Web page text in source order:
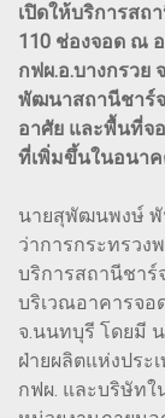
เปิดให้บริการสถ
110 ช่องจอด ณ
กฟผ.อ.บางกรวย
พัฒนาสถานีชาร์
อาศัย และพื้นที่จ
ที่เพิ่มขึ้นในอนา
นายสุพัฒนพงษ์ พั
ว่าการกระทรวง
บริการสถานีชาร์จ
บริเวณอาคารจอ
จ.นนทบุรี โดยมี
ฝ่ายผลิตแห่งประ
กฟผ. และบริษัทใ